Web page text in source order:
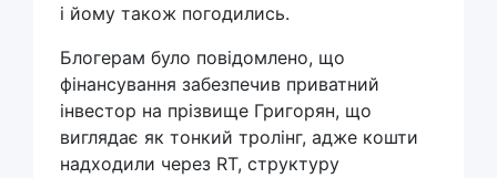
і йому також погодились.
Блогерам було повідомлено, що
фінансування забезпечив приватний
інвестор на прізвище Григорян, що
виглядає як тонкий тролінг, адже кошти
надходили через RT, структуру